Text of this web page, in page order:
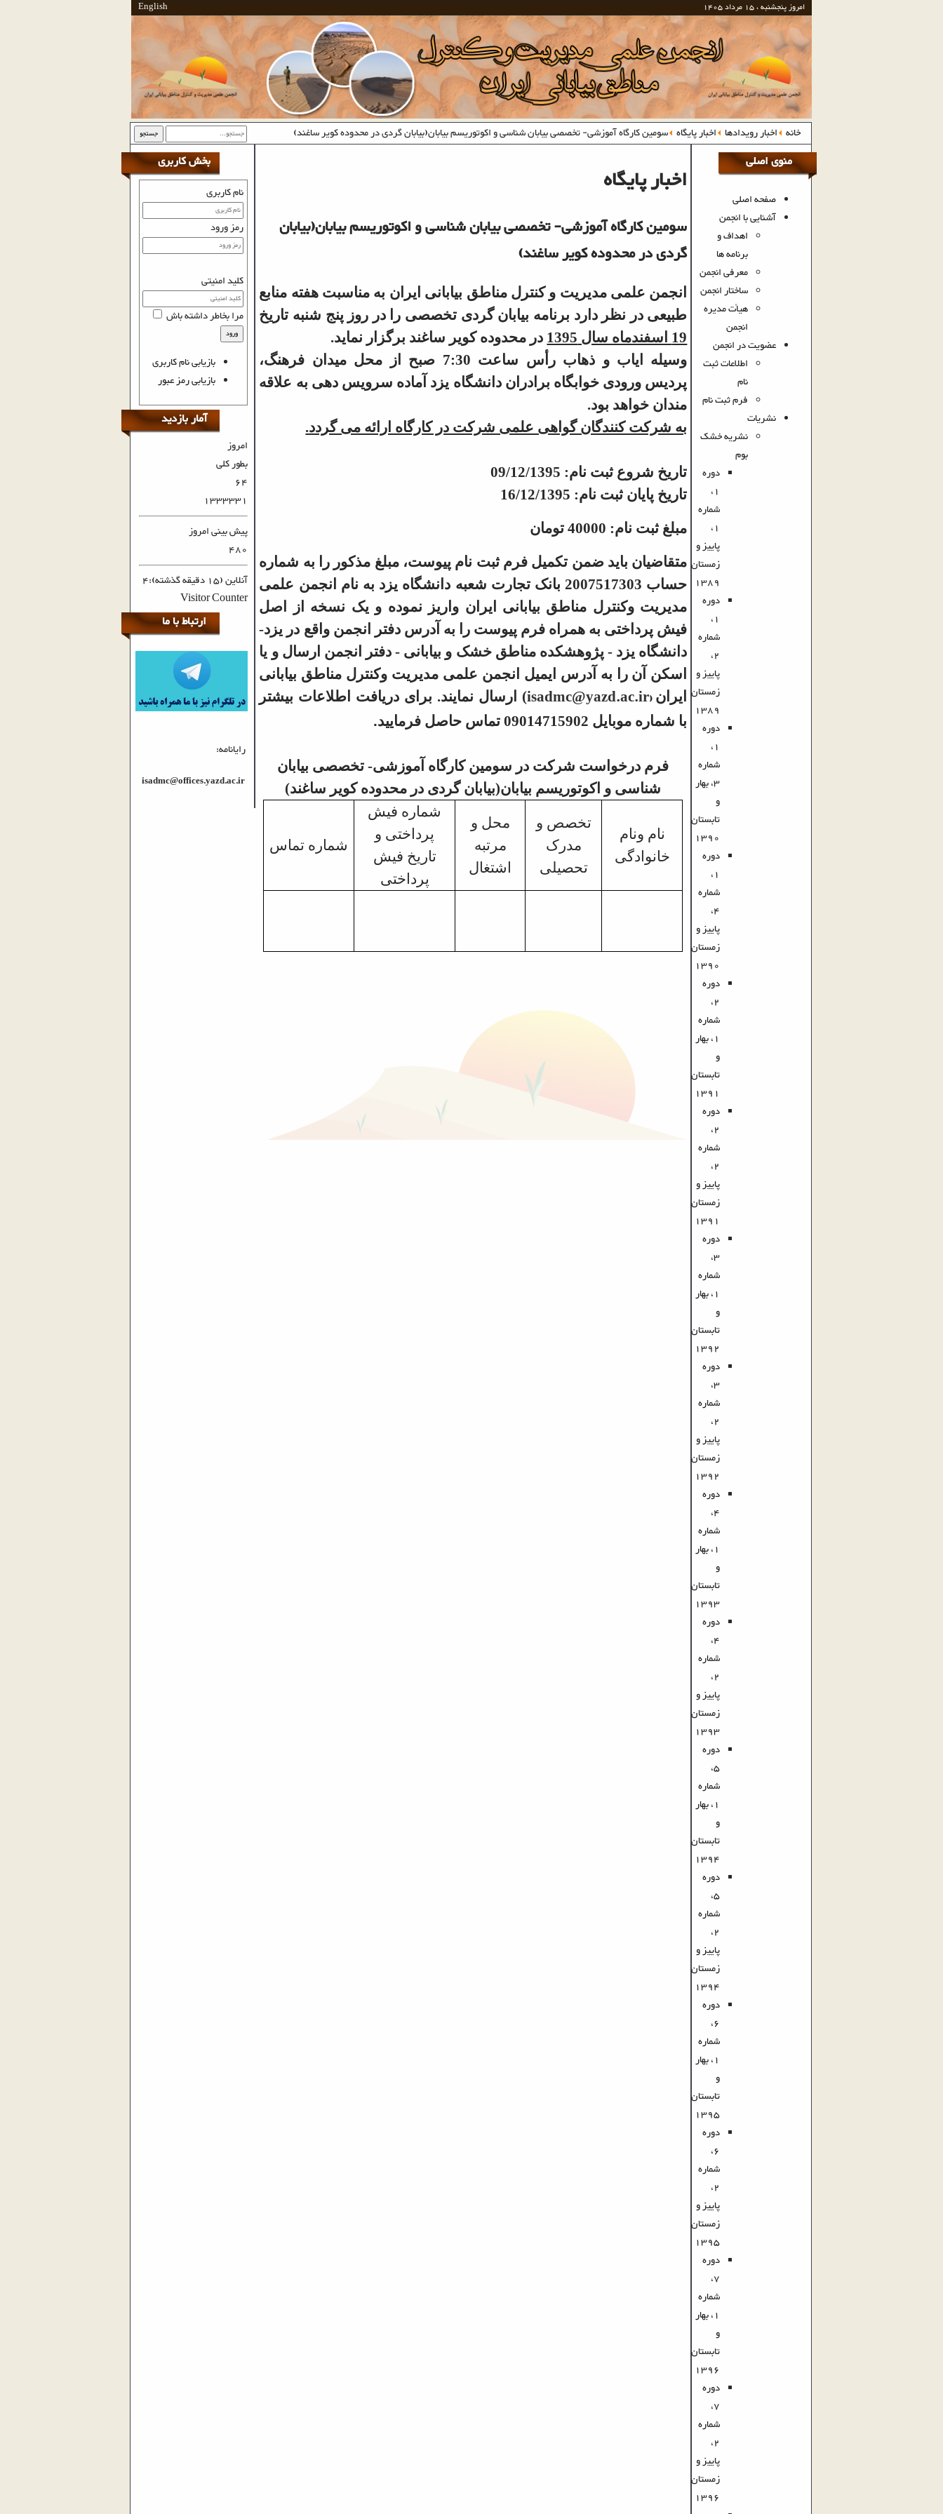
امروز پنجشنبه ، 15 مرداد 1405 English
خانه اخبار رویدادها اخبار پایگاه سومین کارگاه آموزشی- تخصصی بیابان شناسی و اکوتوریسم بیابان(بیابان گردی در محدوده کویر ساغند) جستجو
منوی اصلی
صفحه اصلی
آشنایی با انجمن
اهداف و
برنامه ها
معرفی انجمن
ساختار انجمن
هیأت مدیره
انجمن
عضویت در انجمن
اطلاعات ثبت
نام
فرم ثبت نام
نشریات
نشریه خشک
بوم
دوره
1،
شماره
1،
پاییز و
زمستان
1389
دوره
1،
شماره
2،
پاییز و
زمستان
1389
دوره
1،
شماره
3، بهار
و
تابستان
1390
دوره
1،
شماره
4،
پاییز و
زمستان
1390
دوره
2،
شماره
1، بهار
و
تابستان
1391
دوره
2،
شماره
2،
پاییز و
زمستان
1391
دوره
3،
شماره
1، بهار
و
تابستان
1392
دوره
3،
شماره
2،
پاییز و
زمستان
1392
دوره
4،
شماره
1، بهار
و
تابستان
1393
دوره
4،
شماره
2،
پاییز و
زمستان
1393
دوره
5،
شماره
1، بهار
و
تابستان
1394
دوره
5،
شماره
2،
پاییز و
زمستان
1394
دوره
6،
شماره
1، بهار
و
تابستان
1395
دوره
6،
شماره
2،
پاییز و
زمستان
1395
دوره
7،
شماره
1، بهار
و
تابستان
1396
دوره
7،
شماره
2،
پاییز و
زمستان
1396
اخبار پایگاه
سومین کارگاه آموزشی- تخصصی بیابان شناسی و اکوتوریسم بیابان(بیابان
گردی در محدوده کویر ساغند)
انجمن علمی مدیریت و کنترل مناطق بیابانی ایران به مناسبت هفته منابع
طبیعی در نظر دارد برنامه بیابان گردی تخصصی را در روز پنج شنبه تاریخ
19 اسفندماه سال 1395
در محدوده کویر ساغند برگزار نماید.
وسیله ایاب و ذهاب رأس ساعت 7:30 صبح از محل میدان فرهنگ،
پردیس ورودی خوابگاه برادران دانشگاه یزد آماده سرویس دهی به علاقه
مندان خواهد بود.
به شرکت کنندگان گواهی علمی شرکت در کارگاه ارائه می گردد.
تاریخ شروع ثبت نام: 09/12/1395
تاریخ پایان ثبت نام: 16/12/1395
مبلغ ثبت نام: 40000 تومان
متقاضیان باید ضمن تکمیل فرم ثبت نام پیوست، مبلغ مذکور را به شماره
حساب 2007517303 بانک تجارت شعبه دانشگاه یزد به نام انجمن علمی
مدیریت وکنترل مناطق بیابانی ایران واریز نموده و یک نسخه از اصل
فیش پرداختی به همراه فرم پیوست را به آدرس دفتر انجمن واقع در یزد-
دانشگاه یزد - پژوهشکده مناطق خشک و بیابانی - دفتر انجمن ارسال و یا
اسکن آن را به آدرس ایمیل انجمن علمی مدیریت وکنترل مناطق بیابانی
ایران (
isadmc@yazd.ac.ir) ارسال نمایند. برای دریافت اطلاعات بیشتر
با شماره موبایل 09014715902 تماس حاصل فرمایید
.
فرم درخواست شرکت در سومین کارگاه آموزشی- تخصصی بیابان
شناسی و اکوتوریسم بیابان(بیابان گردی در محدوده کویر ساغند)
نام ونام
خانوادگی
تخصص و
مدرک
تحصیلی
محل و
مرتبه
اشتغال
شماره فیش
پرداختی و
تاریخ فیش
پرداختی
شماره تماس
بخش کاربری
نام کاربری
رمز ورود
کلید امنیتی
مرا بخاطر داشته باش
ورود
بازیابی نام کاربری
بازیابی رمز عبور
آمار بازدید
امروز
بطور کلی
64
1333331
پیش بینی امروز
480
آنلاین (15 دقیقه گذشته):4
Visitor Counter
ارتباط با ما
رایانامه:
isadmc@offices.yazd.ac.ir